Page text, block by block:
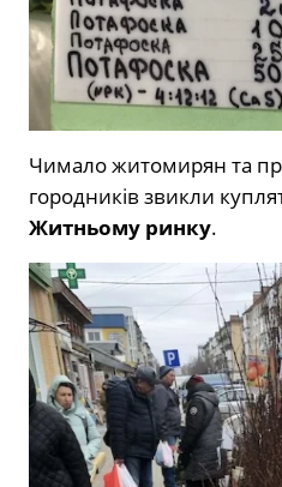
Чимало житомирян та
городників звикли
Житньому ринку.